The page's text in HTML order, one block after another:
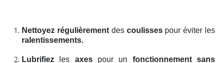
Nettoyez régulièrementdes coulissespour éviter les
ralentissements.
Lubrifiez les axespour un fonctionnement sans